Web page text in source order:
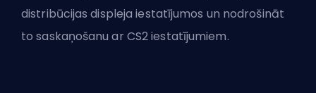
distribūcijas displeja iestatījumos un nodrošināt
to saskaņošanu ar CS2 iestatījumiem.